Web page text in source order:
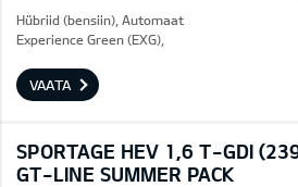
Hübriid (bensiin), Automaat
Experience Green (EXG),
VAATA
SPORTAGE HEV 1,6 T-GDI
GT-LINE SUMMER PACK